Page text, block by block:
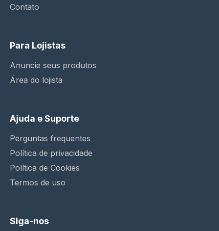
Contato
Para Lojistas
Anuncie seus produtos
Área do lojista
Ajuda e Suporte
Perguntas frequentes
Política de privacidade
Política de Cookies
Termos de uso
Siga-nos